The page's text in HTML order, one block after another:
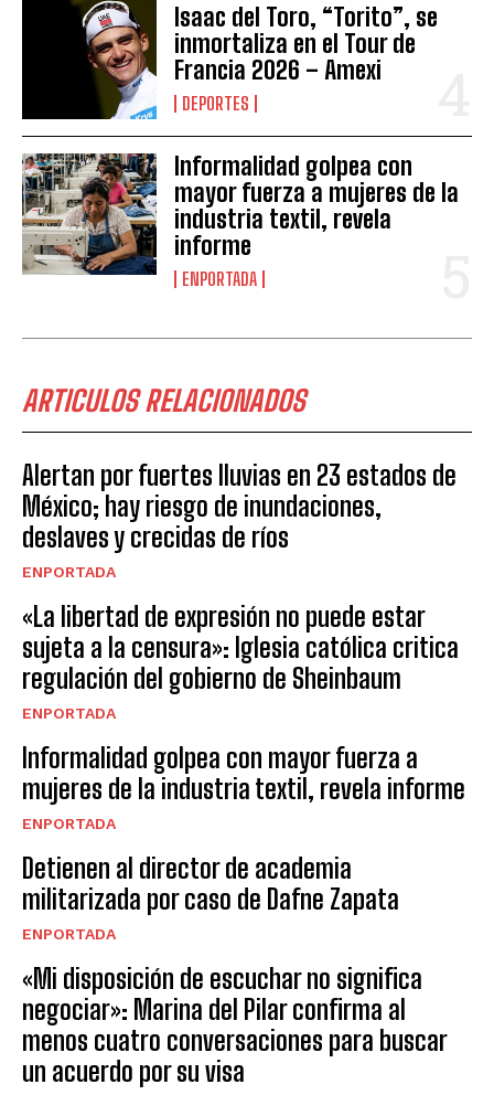
Isaac del Toro, “Torito”, se
inmortaliza en el Tour de
Francia 2026 – Amexi
DEPORTES
Informalidad golpea con
mayor fuerza a mujeres de la
industria textil, revela
informe
ENPORTADA
ARTICULOS RELACIONADOS
Alertan por fuertes lluvias en 23 estados de
México; hay riesgo de inundaciones,
deslaves y crecidas de ríos
ENPORTADA
«La libertad de expresión no puede estar
sujeta a la censura»: Iglesia católica critica
regulación del gobierno de Sheinbaum
ENPORTADA
Informalidad golpea con mayor fuerza a
mujeres de la industria textil, revela informe
ENPORTADA
Detienen al director de academia
militarizada por caso de Dafne Zapata
ENPORTADA
«Mi disposición de escuchar no significa
negociar»: Marina del Pilar confirma al
menos cuatro conversaciones para buscar
un acuerdo por su visa